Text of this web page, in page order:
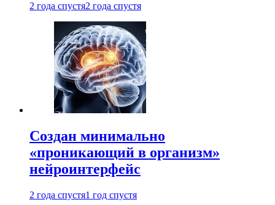
2 года спустя2 года спустя
Создан минимально
«проникающий в организм»
нейроинтерфейс
2 года спустя1 год спустя